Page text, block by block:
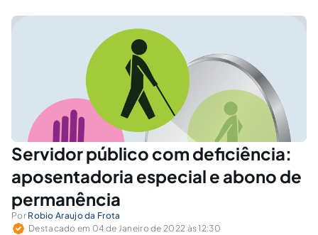
Servidor público com deficiência:
aposentadoria especial e abono de
permanência
Por Robio Araujo da Frota
Destacado em 04 de Janeiro de 2022 às 12:30